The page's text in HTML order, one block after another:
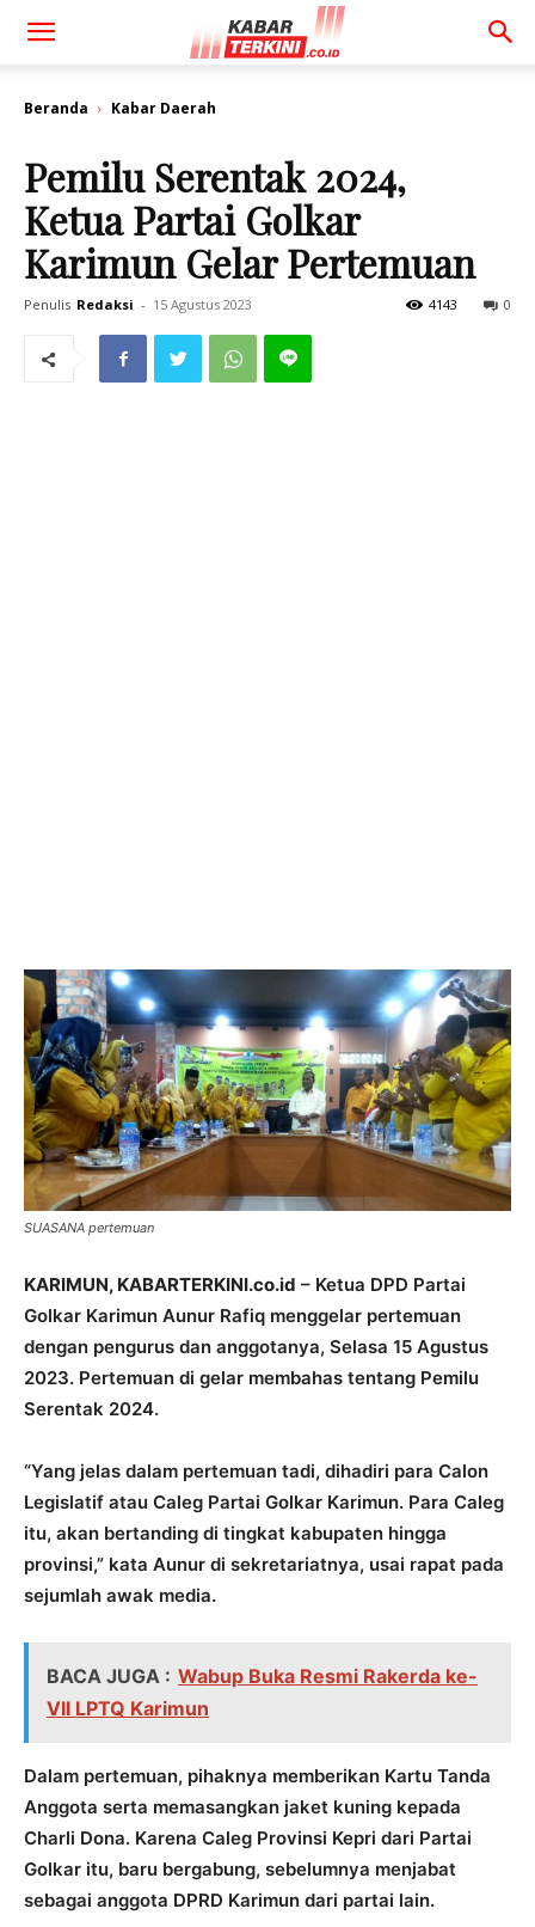
Beranda Kabar Daerah
Pemilu Serentak 2024,
Ketua Partai Golkar
Karimun Gelar Pertemuan
Penulis Redaksi - 15 Agustus 2023 0
4143
SUASANA pertemuan
KARIMUN, KABARTERKINI.co.id – Ketua DPD Partai
Golkar Karimun Aunur Rafiq menggelar pertemuan
dengan pengurus dan anggotanya, Selasa 15 Agustus
2023. Pertemuan di gelar membahas tentang Pemilu
Serentak 2024.
“Yang jelas dalam pertemuan tadi, dihadiri para Calon
Legislatif atau Caleg Partai Golkar Karimun. Para Caleg
itu, akan bertanding di tingkat kabupaten hingga
provinsi,” kata Aunur di sekretariatnya, usai rapat pada
sejumlah awak media.
BACA JUGA : Wabup Buka Resmi Rakerda ke-
VII LPTQ Karimun
Dalam pertemuan, pihaknya memberikan Kartu Tanda
Anggota serta memasangkan jaket kuning kepada
Charli Dona. Karena Caleg Provinsi Kepri dari Partai
Golkar itu, baru bergabung, sebelumnya menjabat
sebagai anggota DPRD Karimun dari partai lain.